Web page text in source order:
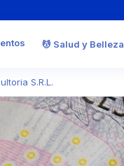
💆 Salud y Belleza
S.R.L.